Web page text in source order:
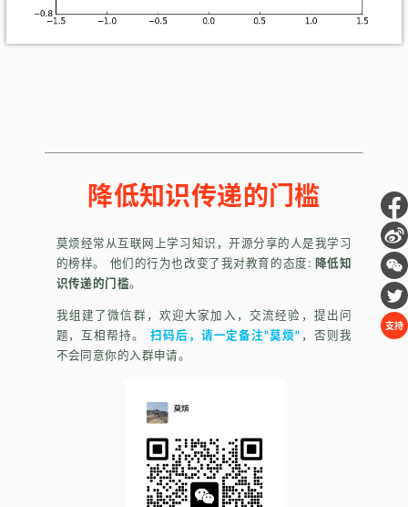
支持
降低知识传递的门槛
莫烦经常从互联网上学习知识，开源分享的人是我学习
的榜样。 他们的行为也改变了我对教育的态度: 降低知
识传递的门槛。
我组建了微信群，欢迎大家加入，交流经验，提出问
题，互相帮持。
扫码后，请一定备注"莫烦" ，否则我
不会同意你的入群申请。